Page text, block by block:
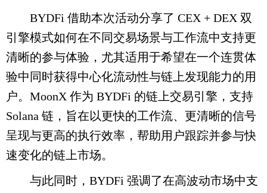
BYDFi 借助本次活动分享了 CEX + DEX 双
引擎模式如何在不同交易场景与工作流中支持更
清晰的参与体验，尤其适用于希望在一个连贯体
验中同时获得中心化流动性与链上发现能力的用
户。MoonX 作为 BYDFi 的链上交易引擎，支持
Solana 链，旨在以更快的工作流、更清晰的信号
呈现与更高的执行效率，帮助用户跟踪并参与快
速变化的链上市场。
与此同时，BYDFi 强调了在高波动市场中支